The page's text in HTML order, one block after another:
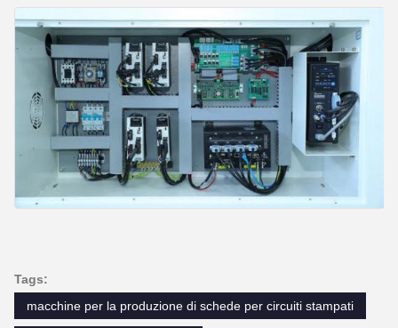
Tags:
macchine per la produzione di schede per circuiti stampati